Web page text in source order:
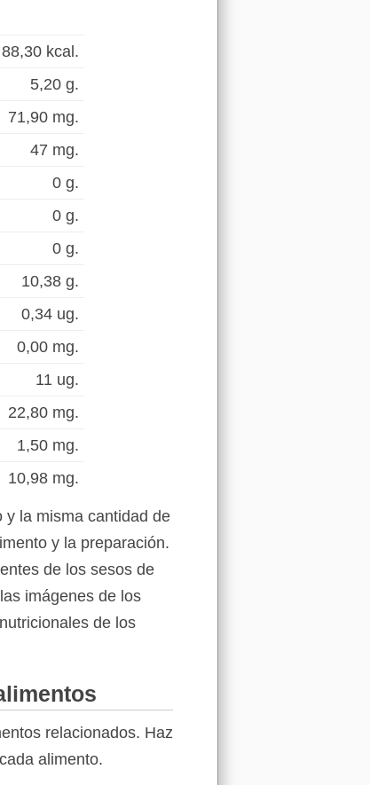
88,30 kcal.
5,20 g.
71,90 mg.
47 mg.
0 g.
0 g.
0 g.
10,38 g.
0,34 ug.
0,00 mg.
11 ug.
22,80 mg.
1,50 mg.
10,98 mg.
y la misma cantidad de
y la preparación.
de los sesos de
imágenes de los
de los
relacionados. Haz
alimento.